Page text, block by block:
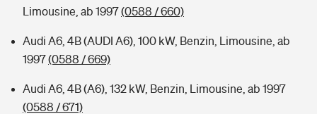
Limousine, ab 1997(0588 / 660)
Audi A6, 4B (AUDI A6), 100 kW, Benzin, Limousine, ab
1997(0588 / 669)
Audi A6, 4B (A6), 132 kW, Benzin, Limousine, ab 1997
(0588 / 671)